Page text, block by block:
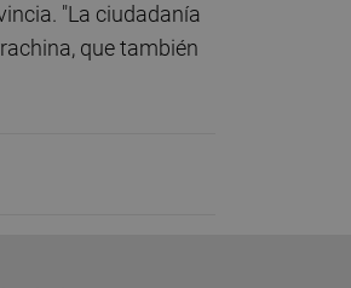
"La ciudadanía
que también